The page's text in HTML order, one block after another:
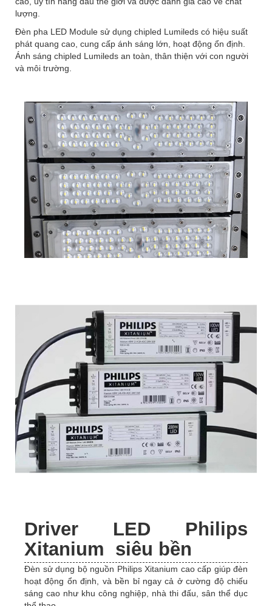
lượng.
Đèn pha LED Module sử dụng chipled Lumileds có hiệu suất
phát quang cao, cung cấp ánh sáng lớn, hoạt động ổn định.
Ánh sáng chipled Lumileds an toàn, thân thiện với con người
và môi trường.
Driver LED Philips
Xitanium siêu bền
Đèn sử dụng bộ nguồn Philips Xitanium cao cấp giúp đèn
hoạt động ổn định, và bền bỉ ngay cả ở cường độ chiếu
sáng cao như khu công nghiệp, nhà thi đấu, sân thể dục